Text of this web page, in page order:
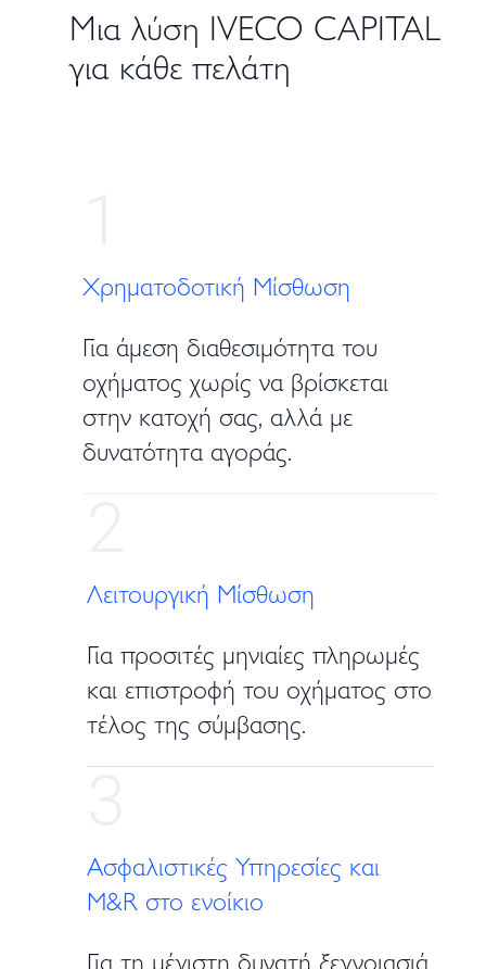
Μια λύση IVECO CAPITAL
για κάθε πελάτη
Χρηματοδοτική Μίσθωση
Για άμεση διαθεσιμότητα του
οχήματος χωρίς να βρίσκεται
στην κατοχή σας, αλλά με
δυνατότητα αγοράς.
Λειτουργική Μίσθωση
Για προσιτές μηνιαίες πληρωμές
και επιστροφή του οχήματος στο
τέλος της σύμβασης.
Ασφαλιστικές Υπηρεσίες και
M&R στο ενοίκιο
Για τη μέγιστη δυνατή ξεγνοιασιά